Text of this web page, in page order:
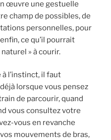
œuvre une gestuelle
champ de possibles, de
personnelles, pour
ce qu’il pourrait
» à courir.
l’instinct, il faut
lorsque vous pensez
de parcourir, quand
vous consultez votre
vous en revanche
mouvements de bras,